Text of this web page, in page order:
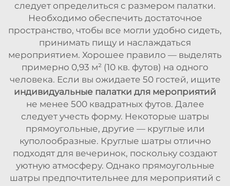
следует определиться с размером палатки.
Необходимо обеспечить достаточное
пространство, чтобы все могли удобно сидеть,
принимать пищу и наслаждаться
мероприятием. Хорошее правило — выделять
примерно 0,93 м² (10 кв. футов) на одного
человека. Если вы ожидаете 50 гостей, ищите
индивидуальные палатки для мероприятий
не менее 500 квадратных футов. Далее
следует учесть форму. Некоторые шатры
прямоугольные, другие — круглые или
куполообразные. Круглые шатры отлично
подходят для вечеринок, поскольку создают
уютную атмосферу. Однако прямоугольные
шатры предпочтительнее для мероприятий с